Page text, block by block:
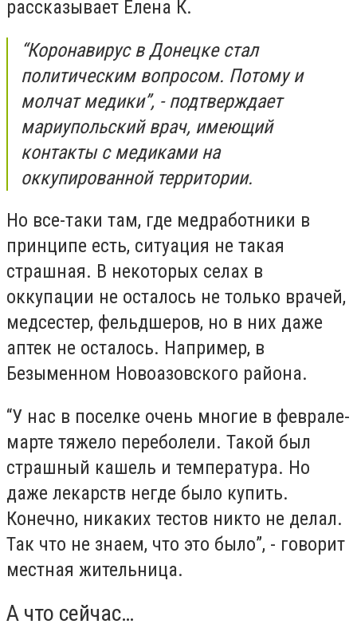
рассказывает Елена К.
“Коронавирус в Донецке стал
политическим вопросом. Потому и
молчат медики”, - подтверждает
мариупольский врач, имеющий
контакты с медиками на
оккупированной территории.
Но все-таки там, где медработники в
принципе есть, ситуация не такая
страшная. В некоторых селах в
оккупации не осталось не только врачей,
медсестер, фельдшеров, но в них даже
аптек не осталось. Например, в
Безыменном Новоазовского района.
“У нас в поселке очень многие в феврале-
марте тяжело переболели. Такой был
страшный кашель и температура. Но
даже лекарств негде было купить.
Конечно, никаких тестов никто не делал.
Так что не знаем, что это было”, - говорит
местная жительница.
А что сейчас…